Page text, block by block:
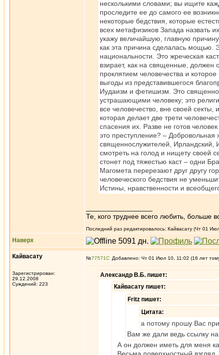
несколькими словами; вы ищите
проследите ее до самого ее
некоторые бедствия, которые
всех метафизиков Запада назвать
укажу величайшую, главную
как эта причина сделалась мощью.
национальности. Это жреческая
взирает, как на священные, должен
проклятием человечества и
выгоды из представившегося
Иудаизм и фетишизм. Это
устрашающими человеку; это
все человечество, вне своей
которая делает две трети
спасения их. Разве не готов
это преступление? –
священнослужителей, Ирландский,
смотреть на голод и нищету своей
стонет под тяжестью каст – одни
Магомета перерезают друг другу
человеческого бедствия не
Истины, нравственности и
Те, кого труднее всего любить, больше
Последний раз редактировалось: Кайвасату (Чт 01
Наверх
Кайвасату
Зарегистрирован:
29.12.2008
Суждений: 223
№77571 Добавлено: Чт 01 Июл 10, 11:02 (16 лет
Александр В.Б. пишет:
Кайвасату пишет:
Fritz пишет:
Цитата:
а потому прошу Вас
Вам же дали ведь ссылку
А он должен иметь для меня